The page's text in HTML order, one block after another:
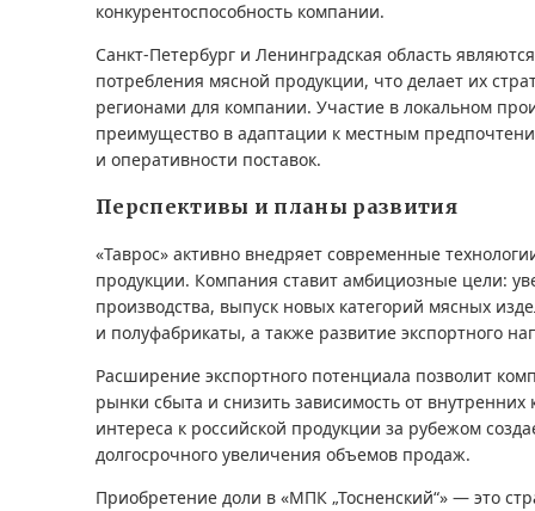
конкурентоспособность компании.
Санкт-Петербург и Ленинградская область
потребления мясной продукции, что делает их
регионами для компании. Участие в локальном
преимущество в адаптации к местным
и оперативности поставок.
Перспективы и планы развития
«Таврос» активно внедряет современные
продукции. Компания ставит амбициозные цели:
производства, выпуск новых категорий мясных
и полуфабрикаты, а также развитие экспортного
Расширение экспортного потенциала позволит
рынки сбыта и снизить зависимость от внутренних
интереса к российской продукции за рубежом
долгосрочного увеличения объемов продаж.
Приобретение доли в «МПК „Тосненский“» — это